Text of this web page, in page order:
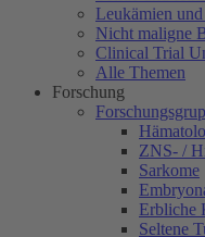
Leukämien
Nicht maligne
Clinical Trial
Alle Themen
Forschung
ZNS- /
Sarkome
Erbliche
Seltene